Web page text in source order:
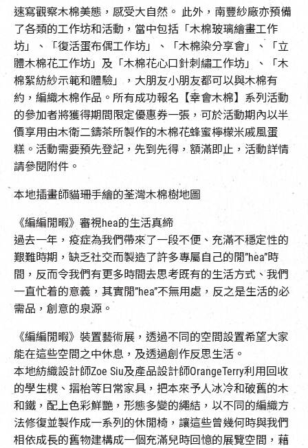
速寫觀察木棉美態，感受大自然。 此外，南豐紗廠亦預備
了各類的工作坊和活動，當中包括「木棉玻璃繪畫工作
坊」、「復活蛋布偶工作坊」、「木棉染分享會」、「立
體木棉花工作坊」及「木棉花心口針刺繡工作坊」、「木
棉絮紡紗示範和體驗」，大朋友小朋友都可以與木棉有
約，編織木棉作品。所有成功報名【幸會木棉】系列活動
的參加者將獲得期間限定優惠券一張，可於活動期內以半
價享用由木衛二鑄茶所製作的木棉花蜂蜜檸檬米戚風蛋
糕。活動需要預先登記，先到先得，額滿即止，活動詳情
請參閱附件。
本地插畫師貓珊手繪的荃灣木棉樹地圖
《編編閒暇》審視hea的生活真締
過去一年，疫症為我們帶來了一段不便、充滿不穩定性的
艱難時期，缺乏社交而製造了許多專屬自己的閒”hea”時
間，反而令我們有更多時間去思考既有的生活方式、我們
一直忙着的意義，其實閒”hea”不無用處，反之是生活的必
需品，創意的泉源。
《編編閒暇》裝置藝術展，透過不同的空間設置希望大家
能在這些空間之中休息，及透過創作反思生活。
本地紡織設計師Zoe Siu及產品設計師OrangeTerry利用回收
的學生櫈、摺枱等日常家具，把本來予人冰冷和破舊的木
和鐵，配上色彩鮮艷，形態多變的繩結，以不同的編織方
法修復並製作成一系列的休閒椅，讓這些曾幾何時與我們
相依成長的舊物建構成一個充滿兒時回憶的展覽空間，藉